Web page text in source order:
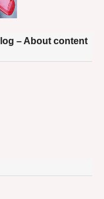
– About content